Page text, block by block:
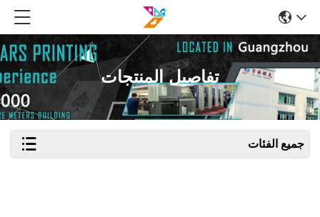
تفاصيل المنتجات
جميع الفئات